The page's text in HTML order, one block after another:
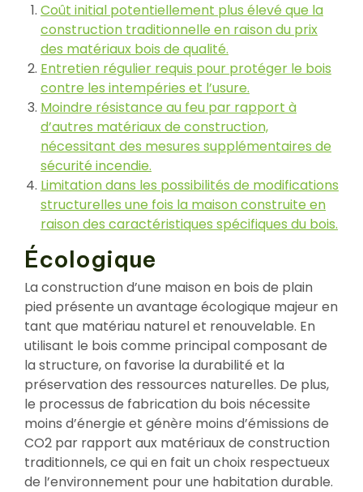
Coût initial potentiellement plus élevé que la
construction traditionnelle en raison du prix
des matériaux bois de qualité.
Entretien régulier requis pour protéger le bois
contre les intempéries et l’usure.
Moindre résistance au feu par rapport à
d’autres matériaux de construction,
nécessitant des mesures supplémentaires de
sécurité incendie.
Limitation dans les possibilités de modifications
structurelles une fois la maison construite en
raison des caractéristiques spécifiques du bois.
Écologique
La construction d’une maison en bois de plain
pied présente un avantage écologique majeur en
tant que matériau naturel et renouvelable. En
utilisant le bois comme principal composant de
la structure, on favorise la durabilité et la
préservation des ressources naturelles. De plus,
le processus de fabrication du bois nécessite
moins d’énergie et génère moins d’émissions de
CO2 par rapport aux matériaux de construction
traditionnels, ce qui en fait un choix respectueux
de l’environnement pour une habitation durable.